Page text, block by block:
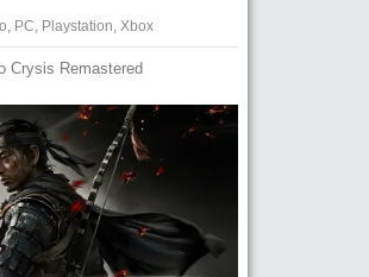
PC Playstation Xbox
Crysis Remastered